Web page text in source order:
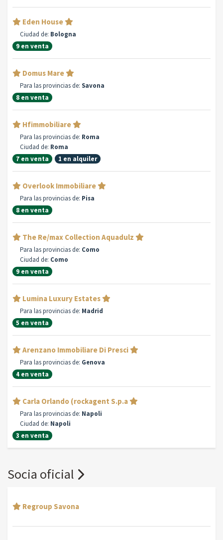
Eden House
Ciudad de: Bologna
9 en venta
Domus Mare
Para las provincias de: Savona
8 en venta
Hfimmobiliare
Para las provincias de: Roma
Ciudad de: Roma
7 en venta
1 en alquiler
Overlook Immobiliare
Para las provincias de: Pisa
8 en venta
The Re/max Collection Aquadulz
Para las provincias de: Como
Ciudad de: Como
9 en venta
Lumina Luxury Estates
Para las provincias de: Madrid
5 en venta
Arenzano Immobiliare Di Presci
Para las provincias de: Genova
4 en venta
Carla Orlando (rockagent S.p.a
Para las provincias de: Napoli
Ciudad de: Napoli
3 en venta
Socia oficial
Regroup Savona